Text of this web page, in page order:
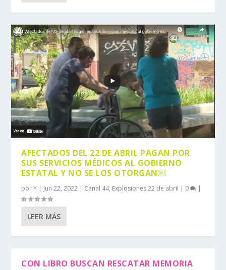
AFECTADOS DEL 22 DE ABRIL PAGAN POR
SUS SERVICIOS MÉDICOS AL GOBIERNO
ESTATAL Y NO SE LOS OTORGAN￼
porY | Jun 22, 2022 | Canal 44, Explosiones 22 de abril | 0 |
LEER MÁS
CON LIBRO BUSCAN RESCATAR MEMORIA